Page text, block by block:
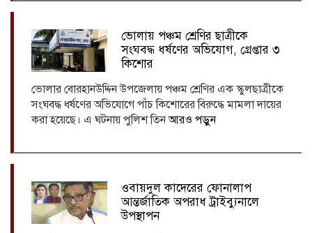
ভোলায় পঞ্চম শ্রেণির ছাত্রীকে
সংঘবদ্ধ ধর্ষণের অভিযোগ, গ্রেপ্তার ৩
কিশোর
ভোলার বোরহানউদ্দিন উপজেলায় পঞ্চম শ্রেণির এক স্কুলছাত্রীকে
সংঘবদ্ধ ধর্ষণের অভিযোগে পাঁচ কিশোরের বিরুদ্ধে মামলা দায়ের
করা হয়েছে। এ ঘটনায় পুলিশ তিনআরও পড়ুন
ওবায়দুল কাদেরের ফোনালাপ
আন্তর্জাতিক অপরাধ ট্রাইব্যুনালে
উপস্থাপন